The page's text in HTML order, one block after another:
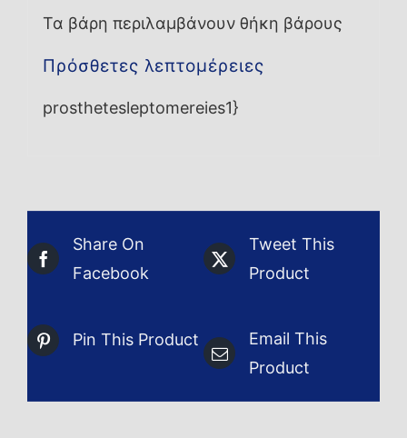
Τα βάρη περιλαμβάνουν θήκη βάρους
Πρόσθετες λεπτομέρειες
prosthetesleptomereies1}
Share On
Facebook
Tweet This
Product
Pin This Product
Email This
Product